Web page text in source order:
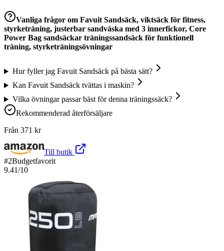
Vanliga frågor om Favuit Sandsäck, viktsäck för fitness,
styrketräning, justerbar sandväska med 3 innerfickor, Core
Power Bag sandsäckar träningssandsäck för funktionell
träning, styrketräningsövningar
Hur fyller jag Favuit Sandsäck på bästa sätt?
Kan Favuit Sandsäck tvättas i maskin?
Vilka övningar passar bäst för denna träningssäck?
Rekommenderad återförsäljare
Från 371 kr
Till butik
#2Budgetfavorit
9.41/10